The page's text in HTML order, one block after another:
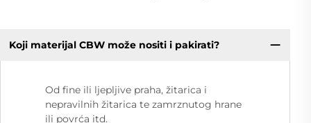
Koji materijal CBW može nositi i pakirati?
Od fine ili ljepljive praha, žitarica i
nepravilnih žitarica te zamrznutog hrane
ili povrća itd.